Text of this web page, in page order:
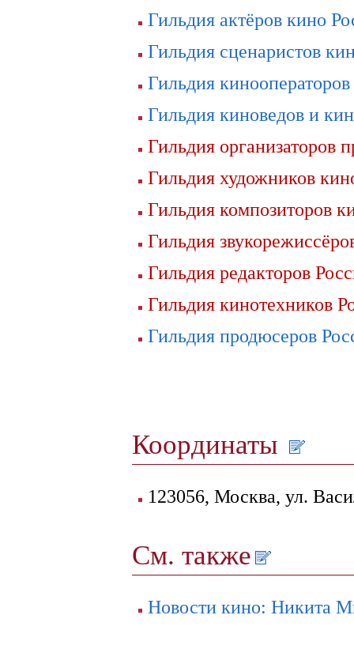
Гильдия актёров кино
Гильдия сценаристов
Гильдия
Гильдия киноведов и
Гильдия организаторов
Гильдия художников
Гильдия композиторов
Гильдия
Гильдия редакторов
Гильдия кинотехников
Гильдия продюсеров
Координаты
123056, Москва, ул.
См. также
Новости кино: Никита